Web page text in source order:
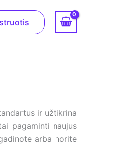
ir užtikrina
pagaminti naujus
arba norite